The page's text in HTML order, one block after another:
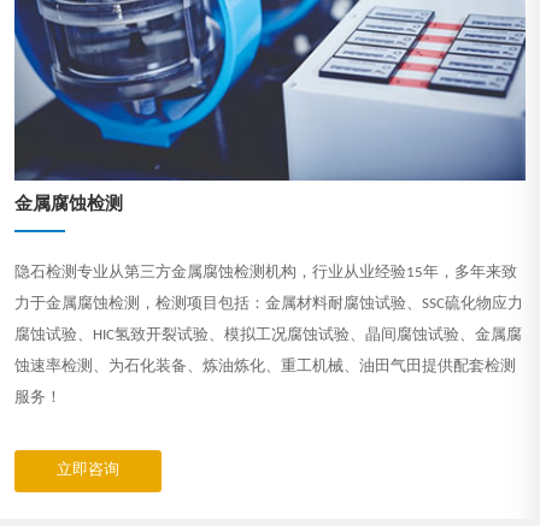
金属腐蚀检测
隐石检测专业从第三方金属腐蚀检测机构，行业从业经验15年，多年来致
力于金属腐蚀检测，检测项目包括：金属材料耐腐蚀试验、SSC硫化物应力
腐蚀试验、HIC氢致开裂试验、模拟工况腐蚀试验、晶间腐蚀试验、金属腐
蚀速率检测、为石化装备、炼油炼化、重工机械、油田气田提供配套检测
服务！
立即咨询